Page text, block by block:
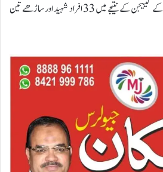
ڈیوائسز اور آئیکوم ڈیوائسز میں دھماکے کییجن کے نتیجے میں 33 افراد شہید اور ساڑھے تین